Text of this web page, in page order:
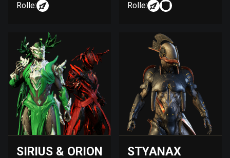
Rolle: Rolle:
SIRIUS & ORION STYANAX